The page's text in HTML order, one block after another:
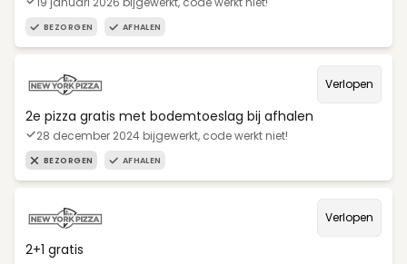
BEZORGEN AFHALEN
Verlopen
2e pizza gratis met bodemtoeslag bij afhalen
28 december 2024 bijgewerkt, code werkt niet!
BEZORGEN AFHALEN
Verlopen
2+1 gratis